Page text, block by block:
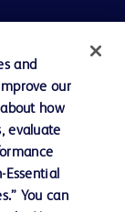
and
our
how
evaluate
You can